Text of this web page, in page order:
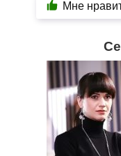
Мне